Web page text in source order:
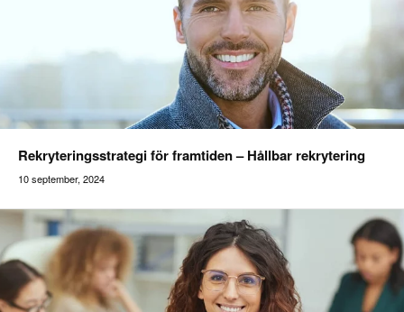
Addilon
Rekryteringsstrategi för framtiden – Hållbar rekrytering
10 september, 2024